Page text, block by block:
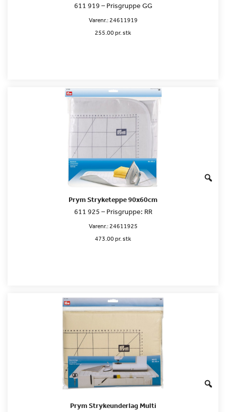
611 919 – Prisgruppe GG
Varenr.:24611919
255.00 pr. stk
Prym Stryketeppe 90x60cm
611 925 – Prisgruppe: RR
Varenr.:24611925
473.00 pr. stk
Prym Strykeunderlag Multi